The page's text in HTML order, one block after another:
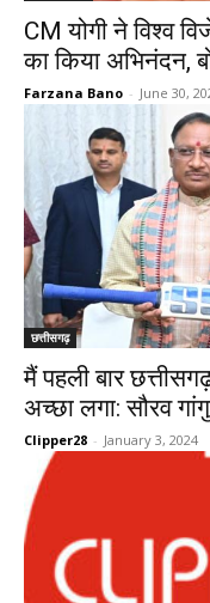
CM योगी ने विश्व
का किया अभिनंदन,
Farzana Bano - June 30,
छत्तीसगढ़
मैं पहली बार
अच्छा लगा: सौरव
Clipper28 - January 3, 2024